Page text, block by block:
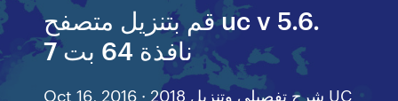
قم بتنزيل متصفح uc v 5.6.
نافذة 64 بت 7
Oct 16, 2016 · شرح تفصيلى وتنزيل 2018 UC